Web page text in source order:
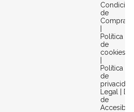
de
Compra
|
Política
de
cookies
|
Política
de
privacidad
Legal |
de